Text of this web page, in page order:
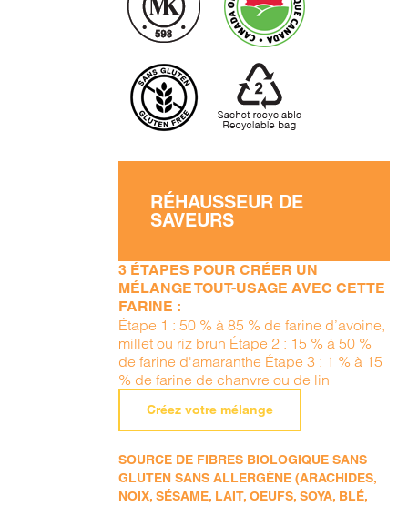
RÉHAUSSEUR DE
SAVEURS
3 ÉTAPES POUR CRÉER UN
MÉLANGE TOUT-USAGE AVEC CETTE
FARINE :
Étape 1 : 50 % à 85 % de farine d’avoine,
millet ou riz brun Étape 2 : 15 % à 50 %
de farine d'amaranthe Étape 3 : 1 % à 15
% de farine de chanvre ou de lin
Créez votre mélange
SOURCE DE FIBRES BIOLOGIQUE SANS
GLUTEN SANS ALLERGÈNE (ARACHIDES,
NOIX, SÉSAME, LAIT, OEUFS, SOYA, BLÉ,